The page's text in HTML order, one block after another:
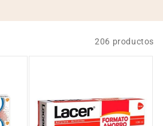
206 productos